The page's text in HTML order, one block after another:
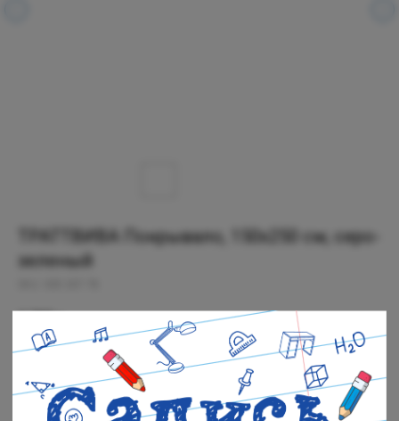
ТРАТТВИВА Покрывало, 150x250 см, серо-
зеленый
Нет в наличии
Черная речка: Нет в наличии
Полюстровский: Нет в наличии